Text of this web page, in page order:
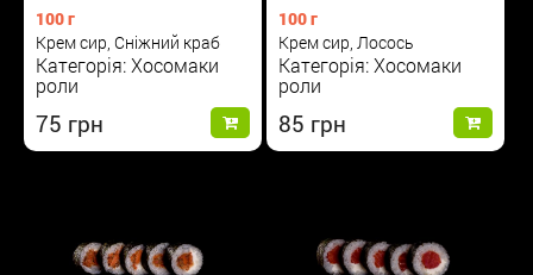
100 г
Крем сир, Сніжний краб
Категорія: Хосомаки
роли
75
100 г
Крем сир, Лосось
Категорія: Хосомаки
роли
85